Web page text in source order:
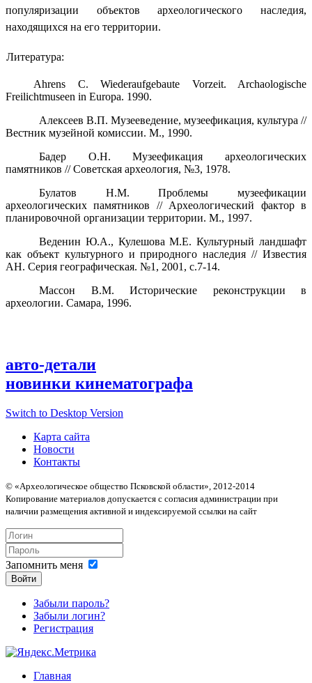
популяризации объектов археологического наследия,
находящихся на его территории.
Литература:
Ahrens C. Wiederaufgebaute Vorzeit. Archaologische
Freilichtmuseen in Europa. 1990.
Алексеев В.П. Музееведение, музеефикация, культура //
Вестник музейной комиссии. М., 1990.
Бадер О.Н. Музеефикация археологических
памятников // Советская археология, №3, 1978.
Булатов Н.М. Проблемы музеефикации
археологических памятников // Археологический фактор в
планировочной организации территории. М., 1997.
Веденин Ю.А., Кулешова М.Е. Культурный ландшафт
как объект культурного и природного наследия // Известия
АН. Серия географическая. №1, 2001, с.7-14.
Массон В.М. Исторические реконструкции в
археологии. Самара, 1996.
авто-детали
новинки кинематографа
Switch to Desktop Version
Карта сайта
Новости
Контакты
© «Археологическое общество Псковской области», 2012-2014
Копирование материалов допускается с согласия администрации при
наличии размещения активной и индексируемой ссылки на сайт
Запомнить меня
Войти
Забыли пароль?
Забыли логин?
Регистрация
Главная